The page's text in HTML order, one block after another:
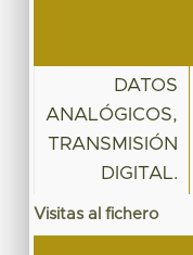
DATOS
ANALÓGICOS,
TRANSMISIÓN
DIGITAL.
Visitas al fichero